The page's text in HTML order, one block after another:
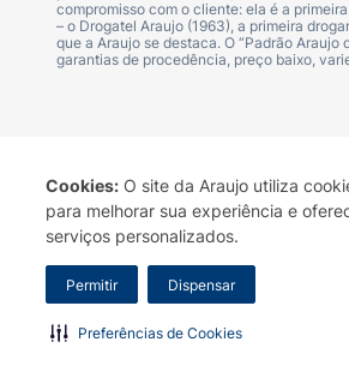
Cookies: O site da Araujo utiliza
para melhorar sua experiência e
serviços personalizados.
Permitir Dispensar
Preferências de Cookies
compromisso com o cliente: ela é a
– o Drogatel Araujo (1963), a primeira
que a Araujo se destaca. O “Padrão
garantias de procedência, preço baixo,
Termo de Uso Portal da Privacidade
A Drogaria Araujo S/A informa que o seu
marca. Para sua segurança
Araujo S.A. Em caso de dúvidas,
Razão Social: Drogaria Araujo S.A |
0300.313.1010 e (31) 3270-5000 Horário
10.965 | Yasmin Silva Alvarenga – CRF